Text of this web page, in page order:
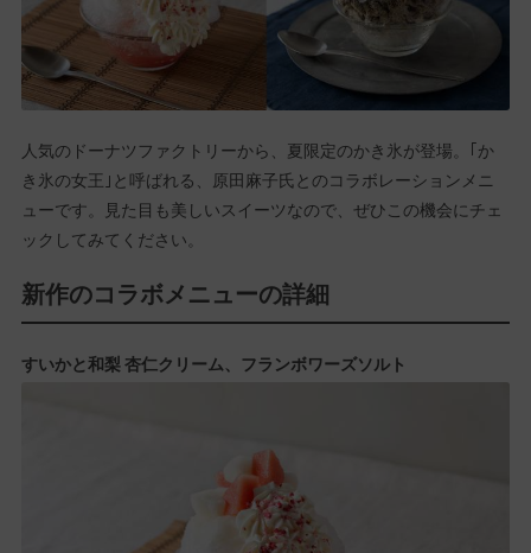
人気のドーナツファクトリーから、夏限定のかき氷が登場。｢か
き氷の女王｣と呼ばれる、原田麻子氏とのコラボレーションメニ
ューです。見た目も美しいスイーツなので、ぜひこの機会にチェ
ックしてみてください。
新作のコラボメニューの詳細
すいかと和梨 杏仁クリーム、フランボワーズソルト